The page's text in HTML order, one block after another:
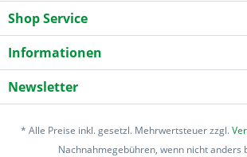
Shop Service
Informationen
Newsletter
* Alle Preise inkl. gesetzl. Mehrwertsteuer zzgl.
Nachnahmegebühren, wenn nicht anders